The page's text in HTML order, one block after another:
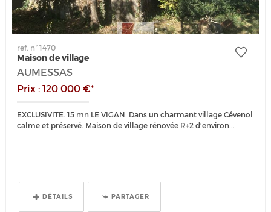
ref. n° 1470
Maison de village
AUMESSAS
Prix : 120 000 €*
EXCLUSIVITE. 15 mn LE VIGAN. Dans un charmant village Cévenol
calme et préservé. Maison de village rénovée R+2 d’environ...
DÉTAILS PARTAGER